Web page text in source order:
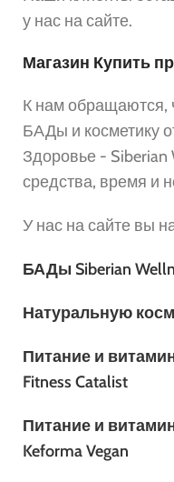
у нас на сайте.
Магазин Купить
К нам обращаются,
БАДы и косметику
Здоровье -
средства, время и
У нас на сайте вы
БАДы Siberian
Натуральную
Питание и
Fitness Catalist
Питание и
Keforma Vegan